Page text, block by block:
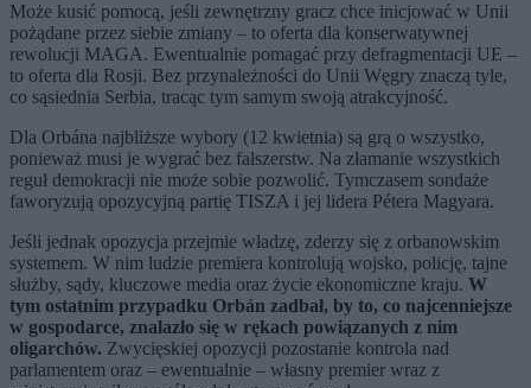
Może kusić pomocą, jeśli zewnętrzny gracz chce inicjować w Unii
pożądane przez siebie zmiany – to oferta dla konserwatywnej
rewolucji MAGA. Ewentualnie pomagać przy defragmentacji UE –
to oferta dla Rosji. Bez przynależności do Unii Węgry znaczą tyle,
co sąsiednia Serbia, tracąc tym samym swoją atrakcyjność.
Dla Orbána najbliższe wybory (12 kwietnia) są grą o wszystko,
ponieważ musi je wygrać bez fałszerstw. Na złamanie wszystkich
reguł demokracji nie może sobie pozwolić. Tymczasem sondaże
faworyzują opozycyjną partię TISZA i jej lidera Pétera Magyara.
Jeśli jednak opozycja przejmie władzę, zderzy się z orbanowskim
systemem. W nim ludzie premiera kontrolują wojsko, policję, tajne
służby, sądy, kluczowe media oraz życie ekonomiczne kraju. W
tym ostatnim przypadku Orbán zadbał, by to, co najcenniejsze
w gospodarce, znalazło się w rękach powiązanych z nim
oligarchów. Zwycięskiej opozycji pozostanie kontrola nad
parlamentem oraz – ewentualnie – własny premier wraz z